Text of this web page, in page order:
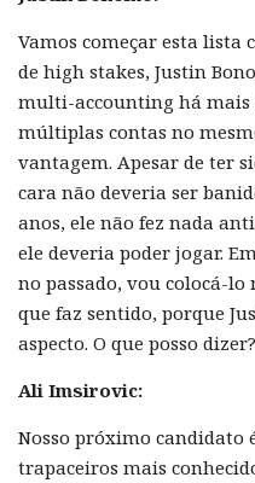
Vamos começar esta lista
de high stakes, Justin
multi-accounting há mais
múltiplas contas no
vantagem. Apesar de ter
cara não deveria ser
anos, ele não fez nada
ele deveria poder jogar.
no passado, vou colocá-
que faz sentido, porque
aspecto. O que posso
Ali Imsirovic:
Nosso próximo candidato
trapaceiros mais